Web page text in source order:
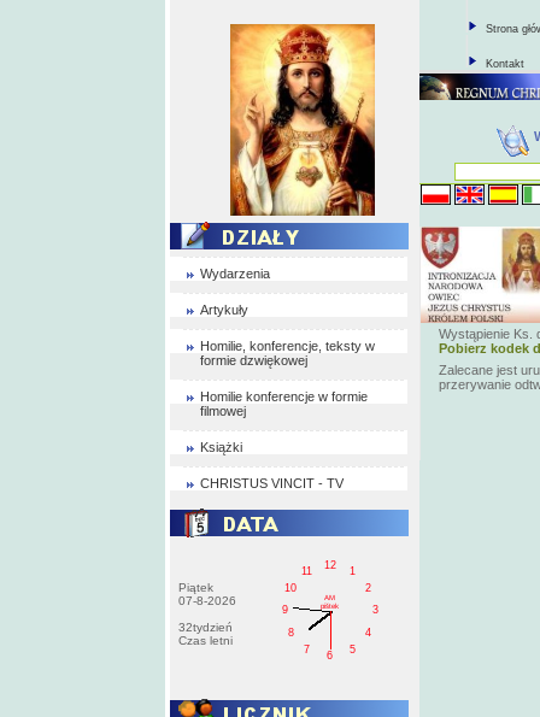
Wydarzenia
Artykuły
Homilie, konferencje, teksty w
formie dzwiękowej
Homilie konferencje w formie
filmowej
Książki
CHRISTUS VINCIT - TV
Piątek
07-8-2026
32tydzień
Czas letni
1
2
3
4
5
6
7
8
9
10
11
12
AM
pištek
Strona
Kontakt
Wystąpienie Ks.
Pobierz kodek
Zalecane jest
przerywanie